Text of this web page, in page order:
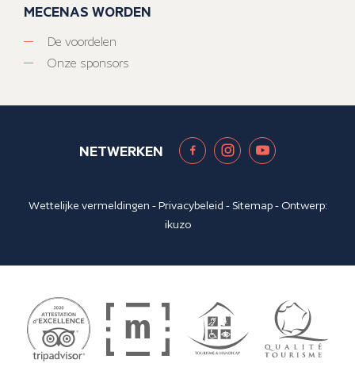
MECENAS WORDEN
De voordelen
Onze sponsors
NETWERKEN
Wettelijke vermeldingen -Privacybeleid - Sitemap- Ontwerp:
ikuzo